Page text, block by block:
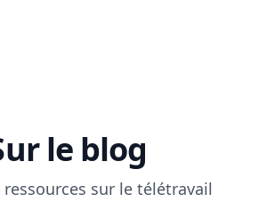
le blog
ressources sur le télétravail